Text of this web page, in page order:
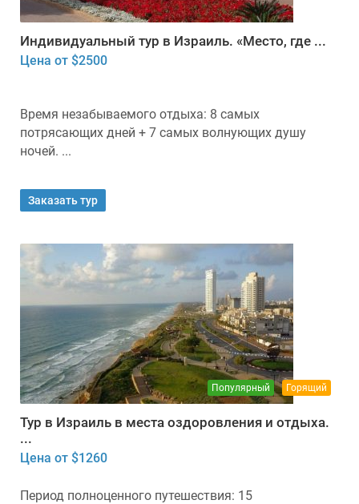
Индивидуальный тур в Израиль. «Место, где ...
Цена от $2500
Время незабываемого отдыха: 8 самых
потрясающих дней + 7 самых волнующих душу
ночей. ...
Заказать тур
Популярный Горящий
Тур в Израиль в места оздоровления и отдыха.
...
Цена от $1260
Период полноценного путешествия: 15